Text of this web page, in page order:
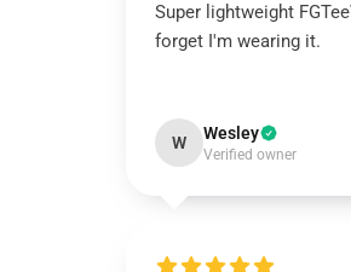
Super lightweight
forget I'm wearing it.
W Wesley
Verified owner